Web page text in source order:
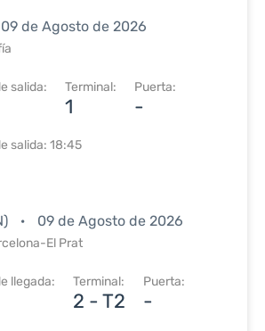
09 de Agosto de 2026
salida: Terminal:
1
Puerta:
-
salida: 18:45
09 de Agosto de 2026
El Prat
llegada: Terminal:
2 - T2
Puerta:
-